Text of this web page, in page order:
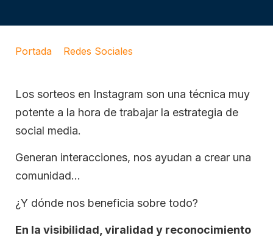
Portada Redes Sociales
Los sorteos en Instagram son una técnica muy
potente a la hora de trabajar la estrategia de
social media.
Generan interacciones, nos ayudan a crear una
comunidad…
¿Y dónde nos beneficia sobre todo?
En la visibilidad, viralidad y reconocimiento